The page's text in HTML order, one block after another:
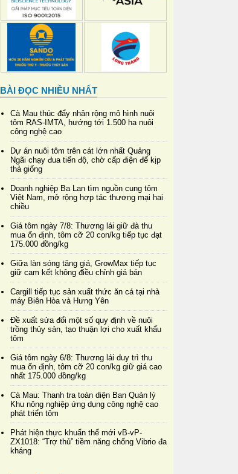
BÀI ĐỌC NHIỀU NHẤT
Cà Mau thúc đẩy nhân rộng mô hình nuôi
tôm RAS-IMTA, hướng tới 1.500 ha nuôi
công nghệ cao
Dự án nuôi tôm trên cát lớn nhất Quảng
Ngãi chạy đua tiến độ, chờ cấp điện để kịp
thả giống
Doanh nghiệp Ba Lan tìm nguồn cung tôm
Việt Nam, mở rộng hợp tác thương mại hai
chiều
Giá tôm ngày 7/8: Thương lái giữ đà thu
mua ổn định, tôm cỡ 20 con/kg tiếp tục đạt
175.000 đồng/kg
Giữa làn sóng tăng giá, GrowMax tiếp tục
giữ cam kết không điều chỉnh giá bán
Cargill tiếp tục sản xuất thức ăn cá tại nhà
máy Biên Hòa và Hưng Yên
Đề xuất sửa đổi một số quy định về nuôi
trồng thủy sản, tạo thuận lợi cho xuất khẩu
tôm
Giá tôm ngày 6/8: Thương lái duy trì thu
mua ổn định, tôm cỡ 20 con/kg giữ giá cao
nhất 175.000 đồng/kg
Cà Mau: Thanh tra toàn diện Ban Quản lý
Khu nông nghiệp ứng dụng công nghệ cao
phát triển tôm
Phát hiện thực khuẩn thể mới vB-vP-
ZX1018: “Trợ thủ” tiềm năng chống Vibrio đa
kháng